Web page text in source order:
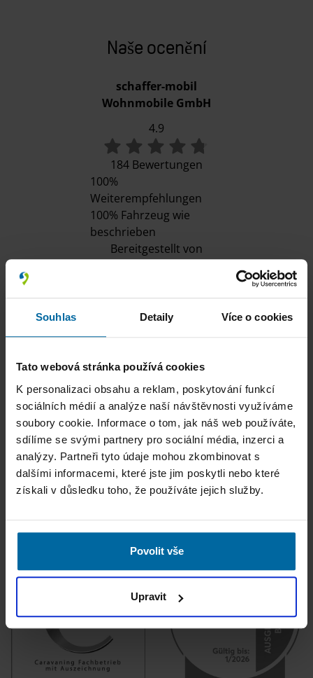
Souhlas Detaily Více o cookies
Tato webová stránka používá cookies
K personalizaci obsahu a reklam, poskytování funkcí
sociálních médií a analýze naší návštěvnosti využíváme
soubory cookie. Informace o tom, jak náš web používáte,
sdílíme se svými partnery pro sociální média, inzerci a
analýzy. Partneři tyto údaje mohou zkombinovat s
dalšími informacemi, které jste jim poskytli nebo které
získali v důsledku toho, že používáte jejich služby.
Povolit vše
Upravit
Naše ocenění
schaffer-mobil
Wohnmobile GmbH
4.9
184 Bewertungen
100%
Weiterempfehlungen
100% Fahrzeug wie
beschrieben
Bereitgestellt von